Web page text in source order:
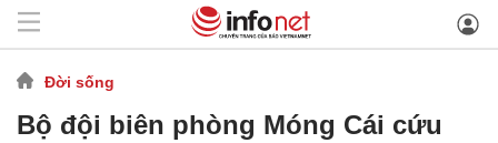
Đời sống
Bộ đội biên phòng Móng Cái cứu